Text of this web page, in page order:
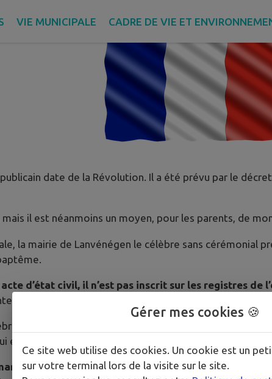
VIE MUNICIPALE CADRE DE VIE ET
date de la Révolution. Il a été prévu par le décret
il est néanmoins un moyen, pour les parents, de
la mairie de Lanvénégen le célèbre sans cérémonial
acte d’état civil, il n’est pas inscrit sur les registres de
le jour du mariage des parents de l’enfant, en marge
non plus n’a aucune valeur légale.
par un lien contractuel. L’engagement que
Gérer mes cookies 🍪
Ce site web utilise des cookies. Un cookie est un
sur votre terminal lors de la visite sur le site.